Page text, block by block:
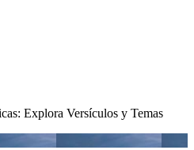
Explora Versículos y Temas